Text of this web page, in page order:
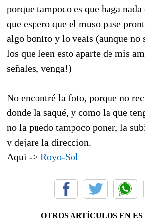
porque tampoco es que haga
que espero que el muso pase
algo bonito y lo veais (aunque no
los que leen esto aparte de mis
señales, venga!)
No encontré la foto, porque no
donde la saqué, y como la que
no la puedo tampoco poner, la
y dejare la direccion.
Aqui -> Royo-Sol
OTROS ARTÍCULOS EN